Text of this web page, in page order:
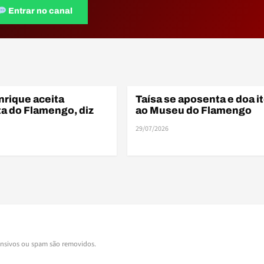
Entrar no canal
aceita
do Flamengo, diz
ELENCO
Taísa se aposenta e doa
ao Museu do Flamengo
29/07/2026
ou spam são removidos.